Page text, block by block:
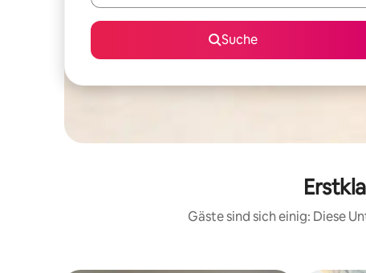
Suche
Gäste sind sich einig: Diese